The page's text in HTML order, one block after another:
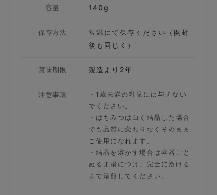
容量 140g
保存方法
常温にて保存ください（開封
後も同じく）
賞味期限 製造より2年
注意事項
・1歳未満の乳児には与えない
でください。
・はちみつは白く結晶した場合
でも品質に変わりなくそのまま
ご使用になれます。
・結晶を溶かす場合は容器ごと
ぬるま湯につけ、完全に溶ける
まで湯煎してください。